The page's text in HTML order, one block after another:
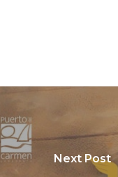
Next Post